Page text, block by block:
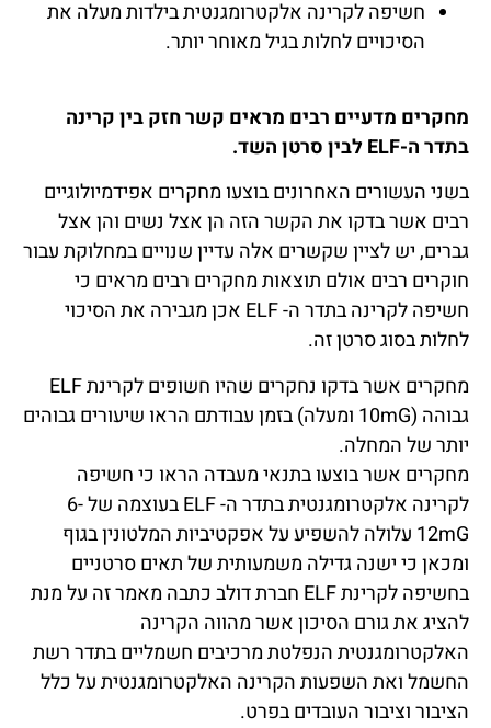
חשיפה לקרינה אלקטרומגנטית בילדות מעלה את
הסיכויים לחלות בגיל מאוחר יותר.
מחקרים מדעיים רבים מראים קשר חזק בין קרינה
בתדר ה-ELF לבין סרטן השד.
בשני העשורים האחרונים בוצעו מחקרים אפידמיולוגיים
רבים אשר בדקו את הקשר הזה הן אצל נשים והן אצל
גברים, יש לציין שקשרים אלה עדיין שנויים במחלוקת עבור
חוקרים רבים אולם תוצאות מחקרים רבים מראים כי
חשיפה לקרינה בתדר ה- ELF אכן מגבירה את הסיכוי
לחלות בסוג סרטן זה.
מחקרים אשר בדקו נחקרים שהיו חשופים לקרינת ELF
גבוהה (10mG ומעלה) בזמן עבודתם הראו שיעורים גבוהים
יותר של המחלה.
מחקרים אשר בוצעו בתנאי מעבדה הראו כי חשיפה
לקרינה אלקטרומגנטית בתדר ה- ELF בעוצמה של 6-
12mG עלולה להשפיע על אפקטיביות המלטונין בגוף
ומכאן כי ישנה גדילה משמעותית של תאים סרטניים
בחשיפה לקרינת ELF חברת דולב כתבה מאמר זה על מנת
להציג את גורם הסיכון אשר מהווה הקרינה
האלקטרומגנטית הנפלטת מרכיבים חשמליים בתדר רשת
החשמל ואת השפעות הקרינה האלקטרומגנטית על כלל
הציבור וציבור העובדים בפרט.